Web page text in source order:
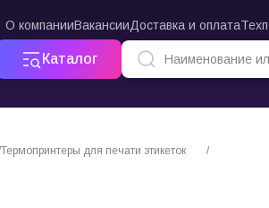
О компанииВакансииДоставка и оплата
Каталог
Термопринтеры для печати этикеток